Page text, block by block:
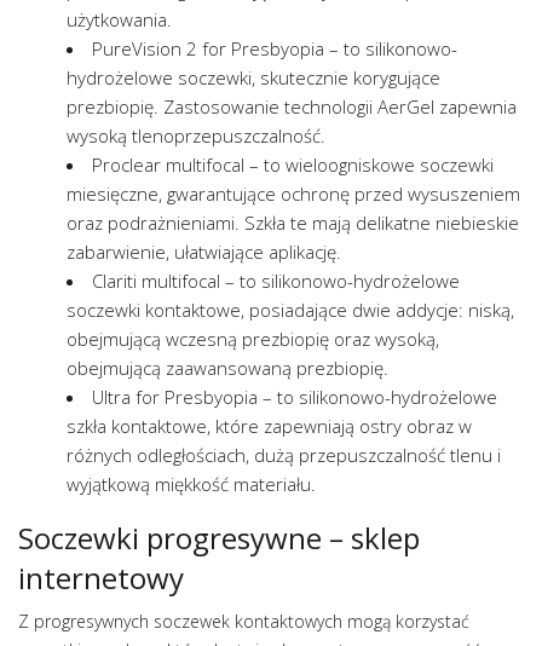
użytkowania.
PureVision 2 for Presbyopia – to silikonowo-
hydrożelowe soczewki, skutecznie korygujące
prezbiopię. Zastosowanie technologii AerGel zapewnia
wysoką tlenoprzepuszczalność.
Proclear multifocal – to wieloogniskowe soczewki
miesięczne, gwarantujące ochronę przed wysuszeniem
oraz podrażnieniami. Szkła te mają delikatne niebieskie
zabarwienie, ułatwiające aplikację.
Clariti multifocal – to silikonowo-hydrożelowe
soczewki kontaktowe, posiadające dwie addycje: niską,
obejmującą wczesną prezbiopię oraz wysoką,
obejmującą zaawansowaną prezbiopię.
Ultra for Presbyopia – to silikonowo-hydrożelowe
szkła kontaktowe, które zapewniają ostry obraz w
różnych odległościach, dużą przepuszczalność tlenu i
wyjątkową miękkość materiału.
Soczewki progresywne – sklep
internetowy
Z progresywnych soczewek kontaktowych mogą korzystać